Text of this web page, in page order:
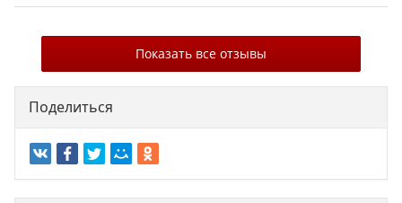
Показать все отзывы
Поделиться